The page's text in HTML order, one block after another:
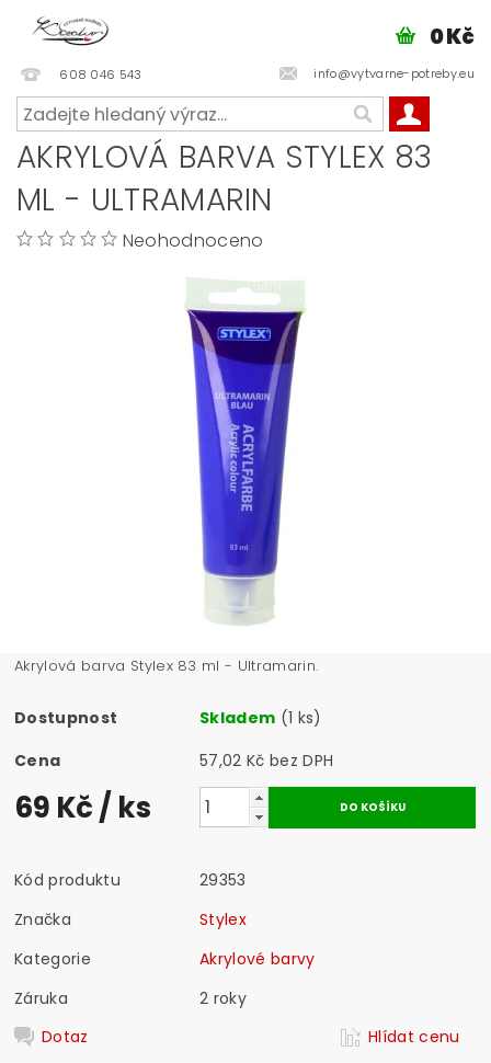
608 046 543 info@vytvarne-potreby.eu
0 Kč
AKRYLOVÁ BARVA STYLEX 83
ML - ULTRAMARIN
Neohodnoceno
Akrylová barva Stylex 83 ml - Ultramarin.
Dostupnost Skladem (1 ks)
Cena
57,02 Kč bez DPH
69 Kč/ ks
Kód produktu
29353
Značka
Stylex
Kategorie
Akrylové barvy
Záruka
2 roky
Dotaz
Hlídat cenu